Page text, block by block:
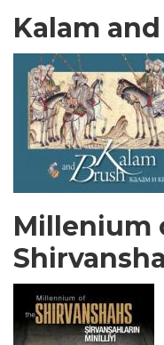
Kalam
Millenium